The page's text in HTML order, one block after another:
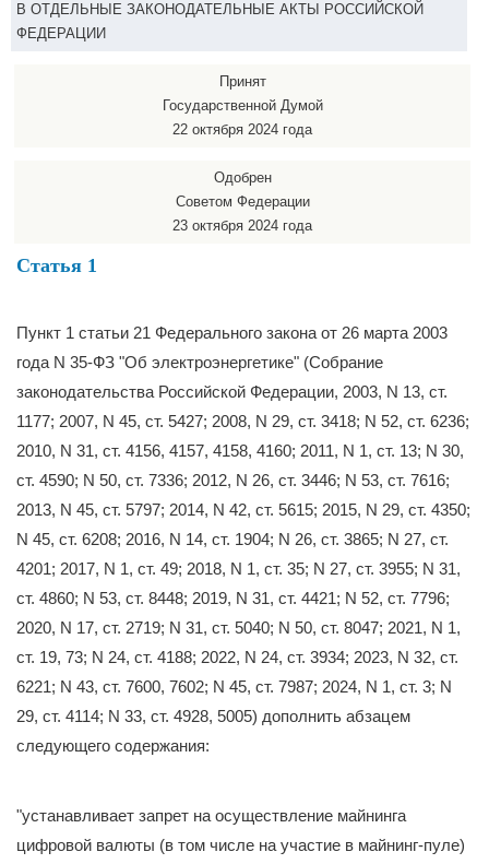
В ОТДЕЛЬНЫЕ ЗАКОНОДАТЕЛЬНЫЕ АКТЫ РОССИЙСКОЙ
ФЕДЕРАЦИИ
Принят
Государственной Думой
22 октября 2024 года
Одобрен
Советом Федерации
23 октября 2024 года
Статья 1
Пункт 1 статьи 21 Федерального закона от 26 марта 2003
года N 35-ФЗ "Об электроэнергетике" (Собрание
законодательства Российской Федерации, 2003, N 13, ст.
1177; 2007, N 45, ст. 5427; 2008, N 29, ст. 3418; N 52, ст. 6236;
2010, N 31, ст. 4156, 4157, 4158, 4160; 2011, N 1, ст. 13; N 30,
ст. 4590; N 50, ст. 7336; 2012, N 26, ст. 3446; N 53, ст. 7616;
2013, N 45, ст. 5797; 2014, N 42, ст. 5615; 2015, N 29, ст. 4350;
N 45, ст. 6208; 2016, N 14, ст. 1904; N 26, ст. 3865; N 27, ст.
4201; 2017, N 1, ст. 49; 2018, N 1, ст. 35; N 27, ст. 3955; N 31,
ст. 4860; N 53, ст. 8448; 2019, N 31, ст. 4421; N 52, ст. 7796;
2020, N 17, ст. 2719; N 31, ст. 5040; N 50, ст. 8047; 2021, N 1,
ст. 19, 73; N 24, ст. 4188; 2022, N 24, ст. 3934; 2023, N 32, ст.
6221; N 43, ст. 7600, 7602; N 45, ст. 7987; 2024, N 1, ст. 3; N
29, ст. 4114; N 33, ст. 4928, 5005) дополнить абзацем
следующего содержания:
"устанавливает запрет на осуществление майнинга
цифровой валюты (в том числе на участие в майнинг-пуле)